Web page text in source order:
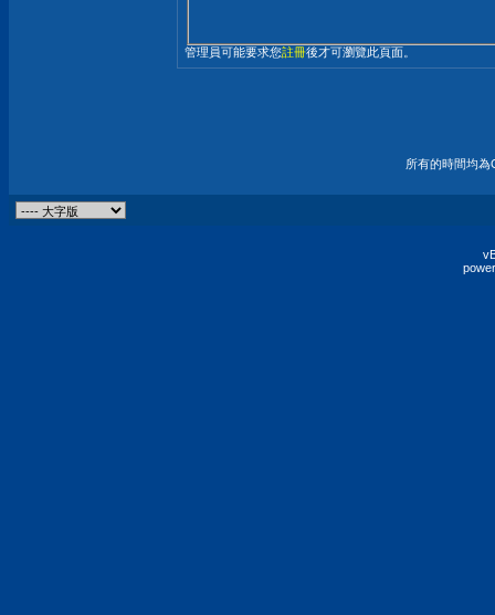
管理員可能要求您註冊後才可瀏覽此頁面。
所有的時間均為